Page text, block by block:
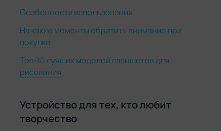
Особенности использования
На какие моменты обратить внимание при
покупке
Топ-10 лучших моделей планшетов для
рисования
Устройство для тех, кто любит
творчество